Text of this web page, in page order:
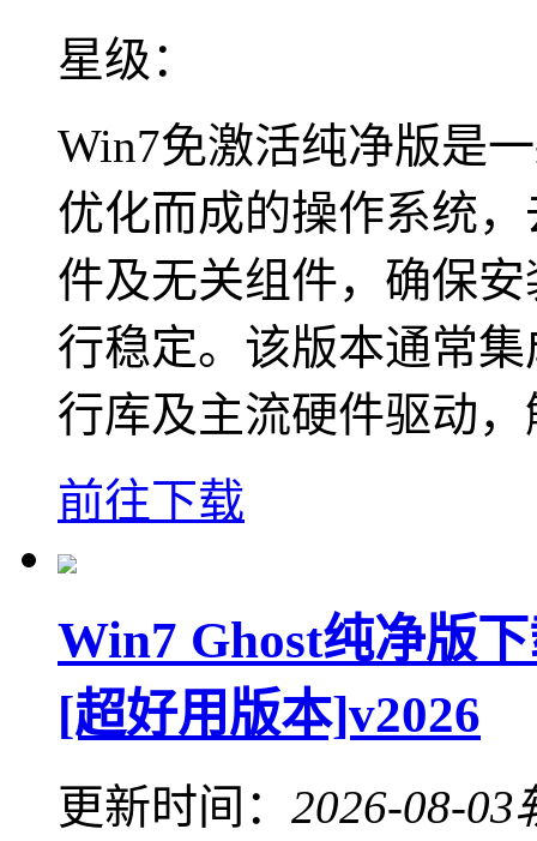
星级：
Win7免激活纯净版是
优化而成的操作系统
件及无关组件，确保
行稳定。该版本通常
行库及主流硬件驱动
前往下载
Win7 Ghost纯净版
[超好用版本]v2026
更新时间： 2026-08-03